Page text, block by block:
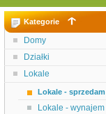
Kategorie
Domy
Działki
Lokale
Lokale - sprzedam
Lokale - wynajem